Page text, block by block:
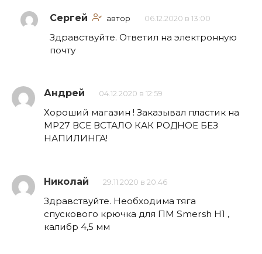
Сергей автор 06.12.2020 в 13:00
Здравствуйте. Ответил на электронную
почту
Андрей 04.12.2020 в 12:59
Хороший магазин ! Заказывал пластик на
МР27 ВСЕ ВСТАЛО КАК РОДНОЕ БЕЗ
НАПИЛИНГА!
Николай 29.11.2020 в 20:46
Здравствуйте. Необходима тяга
спускового крючка для ПМ Smersh H1 ,
калибр 4,5 мм